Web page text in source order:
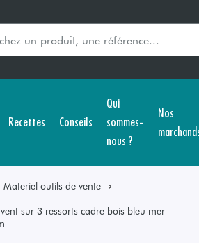
Recettes Conseils
Qui
sommes-
nous ?
Nos
Materiel outils de vente
sur 3 ressorts cadre bois bleu mer